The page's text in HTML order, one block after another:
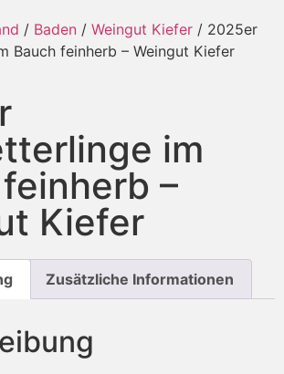
/ Baden / Weingut Kiefer / 2025er
Bauch feinherb – Weingut Kiefer
im
–
Kiefer
Zusätzliche Informationen